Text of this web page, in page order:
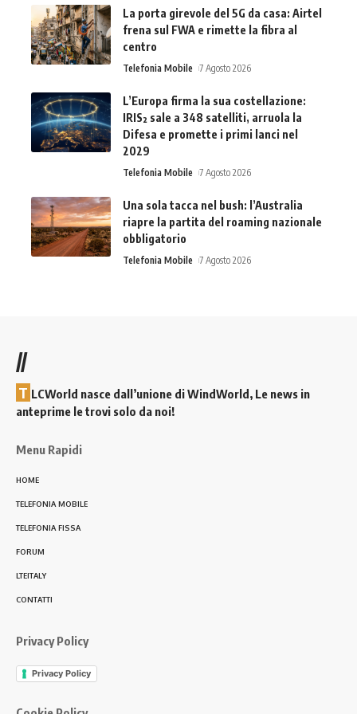
La porta girevole del 5G da casa: Airtel
frena sul FWA e rimette la fibra al
centro
Telefonia Mobile 7 Agosto 2026
L’Europa firma la sua costellazione:
IRIS² sale a 348 satelliti, arruola la
Difesa e promette i primi lanci nel
2029
Telefonia Mobile 7 Agosto 2026
Una sola tacca nel bush: l’Australia
riapre la partita del roaming nazionale
obbligatorio
Telefonia Mobile 7 Agosto 2026
//
T LCWorld nasce dall’unione di WindWorld, Le news in
anteprime le trovi solo da noi!
Menu Rapidi
HOME
TELEFONIA MOBILE
TELEFONIA FISSA
FORUM
LTEITALY
CONTATTI
Privacy Policy
Privacy Policy